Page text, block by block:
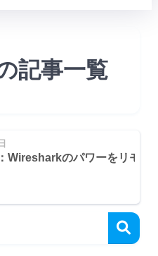
記事一覧
Wiresharkのパワーをリモー